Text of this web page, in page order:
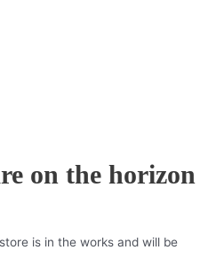
on the horizon
is in the works and will be